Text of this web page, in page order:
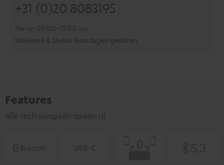
+31 (0)20 8083195
Ma–vr 09:00–17:00 uur
Weekend & Duitse feestdagen gesloten
Features
Alle technologieën op een rij